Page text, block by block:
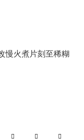
慢火煮片刻至稀糊